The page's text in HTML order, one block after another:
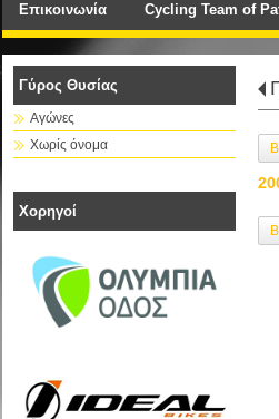
Επικοινωνία Cycling Team of
Γύρος Θυσίας
Αγώνες
Χωρίς όνομα
Χορηγοί